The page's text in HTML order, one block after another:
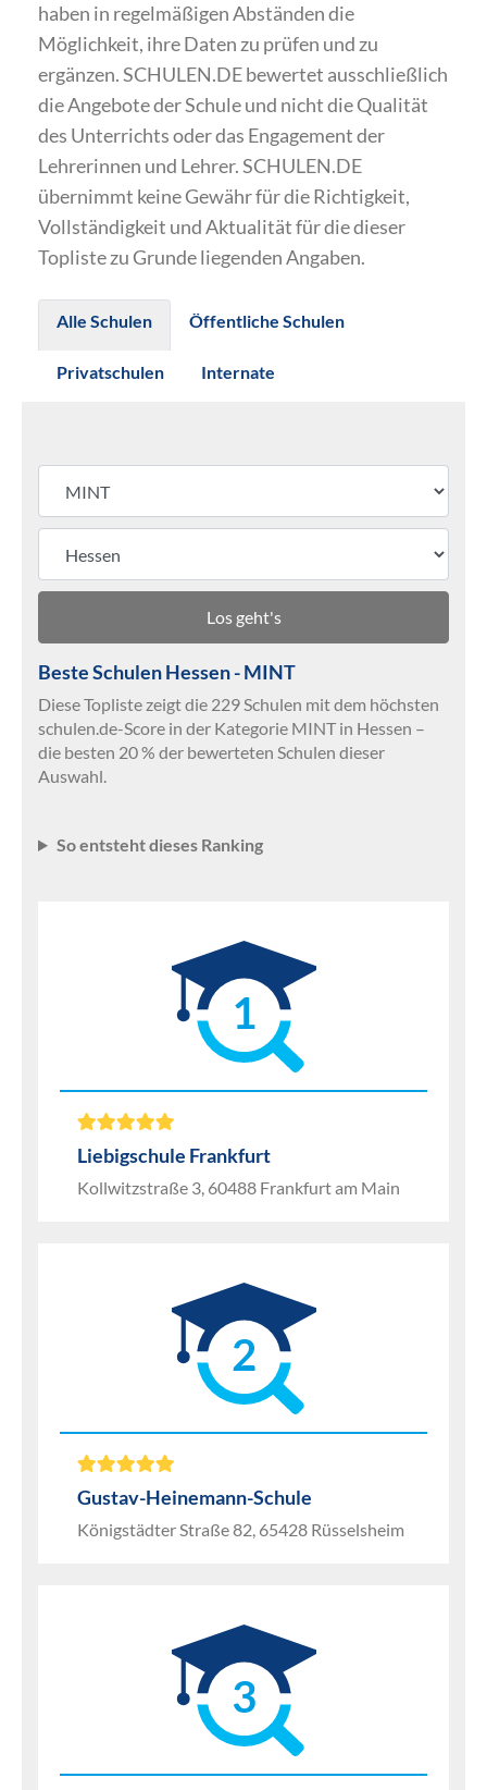
haben in regelmäßigen Abständen die
Möglichkeit, ihre Daten zu prüfen und zu
ergänzen. SCHULEN.DE bewertet ausschließlich
die Angebote der Schule und nicht die Qualität
des Unterrichts oder das Engagement der
Lehrerinnen und Lehrer. SCHULEN.DE
übernimmt keine Gewähr für die Richtigkeit,
Vollständigkeit und Aktualität für die dieser
Topliste zu Grunde liegenden Angaben.
Alle Schulen Öffentliche Schulen
Privatschulen Internate
Los geht's
Beste Schulen Hessen - MINT
Diese Topliste zeigt die 229 Schulen mit dem höchsten
schulen.de-Score in der Kategorie MINT in Hessen –
die besten 20 % der bewerteten Schulen dieser
Auswahl.
So entsteht dieses Ranking
1
Liebigschule Frankfurt
Kollwitzstraße 3, 60488 Frankfurt am Main
2
Gustav-Heinemann-Schule
Königstädter Straße 82, 65428 Rüsselsheim
3